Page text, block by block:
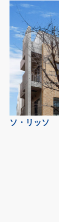
ソ・リッソ